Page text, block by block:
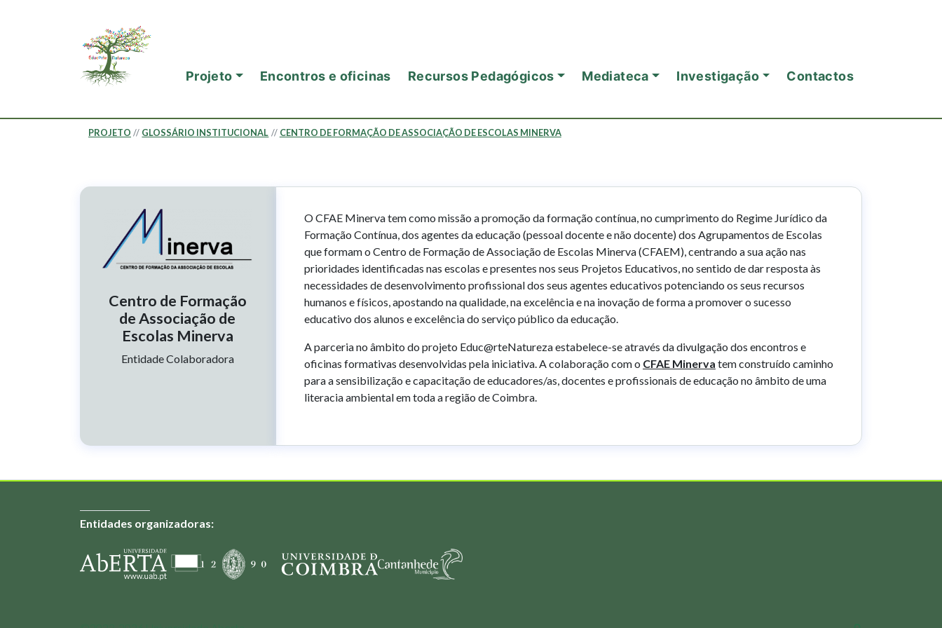
Ir para o conteúdo principal
Projeto Encontros e oficinas Recursos Pedagógicos Mediateca Investigação Contactos
PROJETO GLOSSÁRIO INSTITUCIONAL CENTRO DE FORMAÇÃO DE ASSOCIAÇÃO DE ESCOLAS MINERVA
Centro de Formação
de Associação de
Escolas Minerva
Tipo de parceria:
Entidade Colaboradora
O CFAE Minerva tem como missão a promoção da formação contínua, no cumprimento do Regime Jurídico da
Formação Contínua, dos agentes da educação (pessoal docente e não docente) dos Agrupamentos de Escolas
que formam o Centro de Formação de Associação de Escolas Minerva (CFAEM), centrando a sua ação nas
prioridades identificadas nas escolas e presentes nos seus Projetos Educativos, no sentido de dar resposta às
necessidades de desenvolvimento profissional dos seus agentes educativos potenciando os seus recursos
humanos e físicos, apostando na qualidade, na excelência e na inovação de forma a promover o sucesso
educativo dos alunos e excelência do serviço público da educação.
A parceria no âmbito do projeto Educ@rteNatureza estabelece-se através da divulgação dos encontros e
oficinas formativas desenvolvidas pela iniciativa. A colaboração com o CFAE Minerva tem construído caminho
para a sensibilização e capacitação de educadores/as, docentes e profissionais de educação no âmbito de uma
literacia ambiental em toda a região de Coimbra.
Entidades organizadoras: